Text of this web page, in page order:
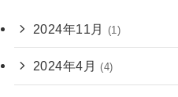
2024年11月 (1)
2024年4月 (4)